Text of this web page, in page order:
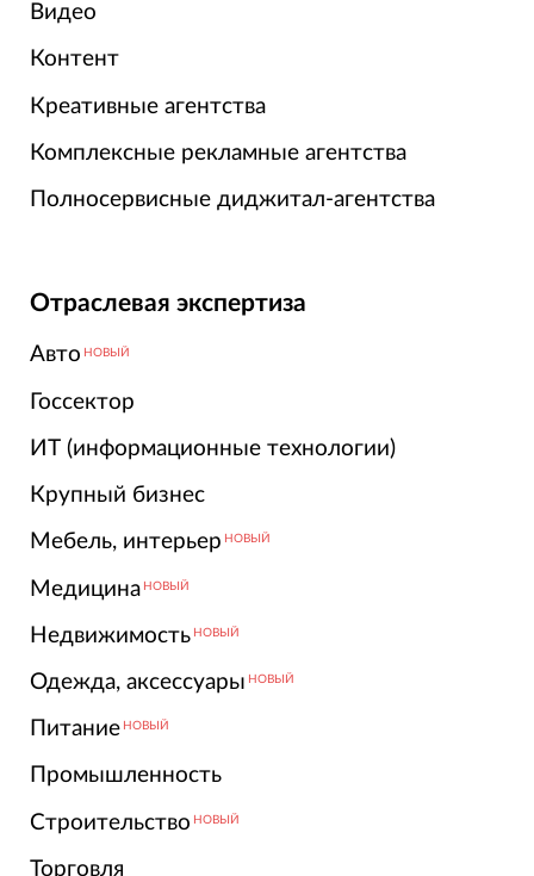
Видео
Контент
Креативные агентства
Комплексные рекламные агентства
Полносервисные диджитал-агентства
Отраслевая экспертиза
Авто НОВЫЙ
Госсектор
ИТ (информационные технологии)
Крупный бизнес
Мебель, интерьер НОВЫЙ
Медицина НОВЫЙ
Недвижимость НОВЫЙ
Одежда, аксессуары НОВЫЙ
Питание НОВЫЙ
Промышленность
Строительство НОВЫЙ
Торговля